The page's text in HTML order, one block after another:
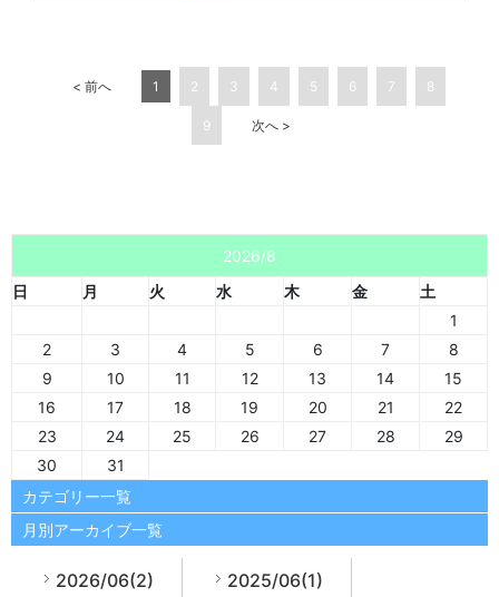
< 前へ 1 2 3 4 5 6 7 8
9 次へ >
2026/8
日
月 火 水 木 金
土
1
2
3 4 5 6 7
8
9
10 11 12 13 14
15
16
17 18 19 20 21
22
23
24 25 26 27 28
29
30
31
カテゴリー一覧
月別アーカイブ一覧
2026/06(2) 2025/06(1)